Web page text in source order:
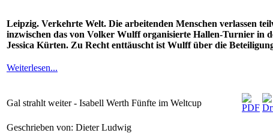
Leipzig. Verkehrte Welt. Die arbeitenden Menschen verlassen
inzwischen das von Volker Wulff organisierte Hallen-Turnier in
Jessica Kürten. Zu Recht enttäuscht ist Wulff über die
Weiterlesen...
Gal strahlt weiter - Isabell Werth Fünfte im Weltcup
Geschrieben von: Dieter Ludwig